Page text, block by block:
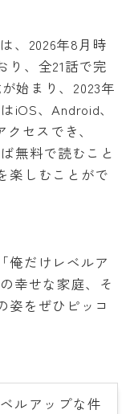
、2026年8月時
り、全21話で完
始まり、2023年
iOS、Android、
セスでき、
無料で読むこと
楽しむことがで
俺だけレベルア
幸せな家庭、そ
姿をぜひピッコ
ルアップな件